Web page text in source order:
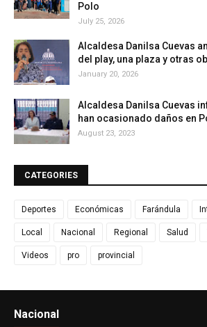
Polo
July 25, 2026
Alcaldesa Danilsa Cuevas
del play, una plaza y otras
January 20, 2026
Alcaldesa Danilsa Cuevas
han ocasionado daños en
August 23, 2023
CATEGORIES
Deportes Económicas Farándula
Local Nacional Regional Salud
Videos pro provincial
Nacional